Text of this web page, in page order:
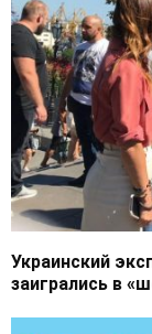
Украинский
заигрались в